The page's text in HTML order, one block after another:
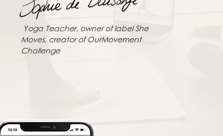
Yoga Teacher, owner of label She
Moves, creator of OurMovement
Challenge